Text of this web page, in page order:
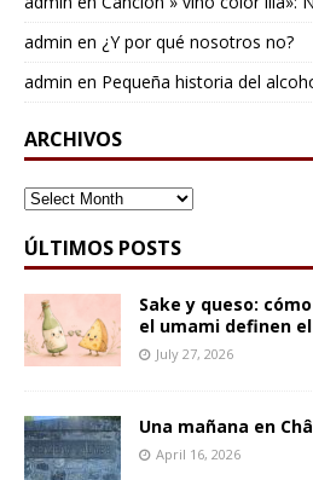
admin en ¿Y por qué nosotros no?
admin en Pequeña historia del
ARCHIVOS
ARCHIVOS
ÚLTIMOS POSTS
Sake y queso:
el umami definen
July 27, 2026
Una mañana en
April 16, 2026